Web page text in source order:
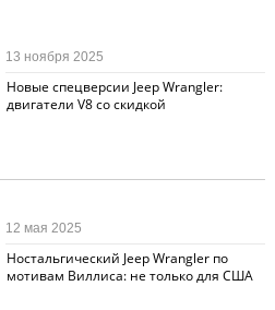
Новые спецверсии Jeep Wrangler:
двигатели V8 со скидкой
13 ноября 2025
Ностальгический Jeep Wrangler по
мотивам Виллиса: не только для США
12 мая 2025